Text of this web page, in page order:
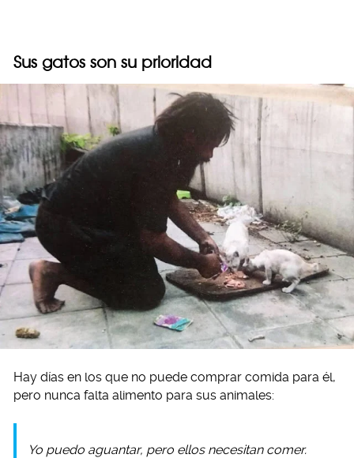
Sus gatos son su prioridad
Hay días en los que no puede comprar comida para él,
pero nunca falta alimento para sus animales:
Yo puedo aguantar, pero ellos necesitan comer.